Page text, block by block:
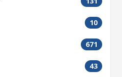
10
671
43